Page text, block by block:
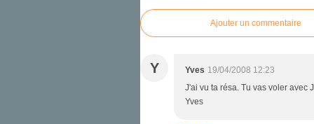
Ajouter un commentaire
Y Yves 19/04/2008 12:23
J'ai vu ta résa. Tu vas voler avec
Yves